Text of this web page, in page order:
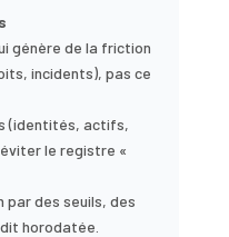
génère de la friction
incidents), pas ce
(identités, actifs,
le registre «
par des seuils, des
horodatée.